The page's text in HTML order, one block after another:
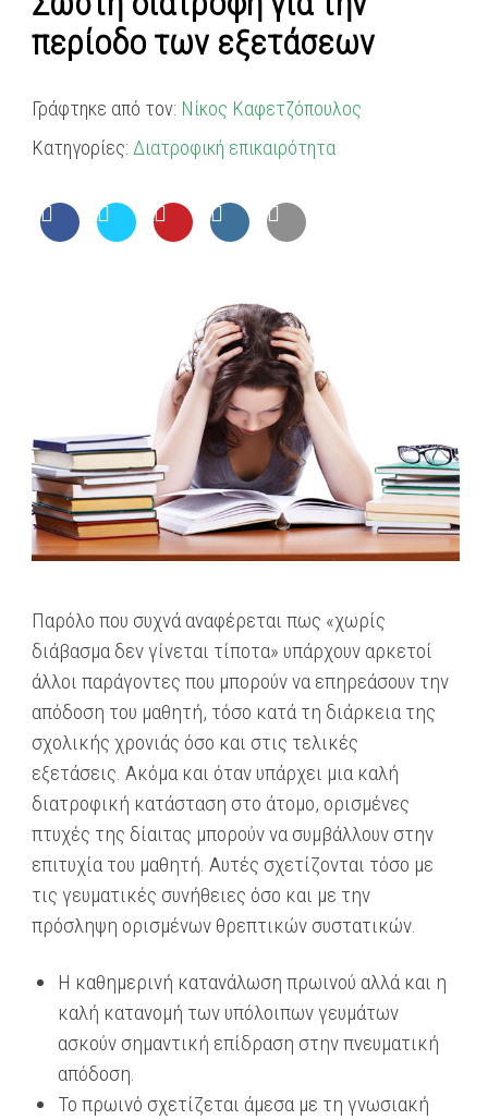
περίοδο των εξετάσεων
Γράφτηκε από τον: Νίκος Καφετζόπουλος
Κατηγορίες: Διατροφική επικαιρότητα
Παρόλο που συχνά αναφέρεται πως «χωρίς
διάβασμα δεν γίνεται τίποτα» υπάρχουν αρκετοί
άλλοι παράγοντες που μπορούν να επηρεάσουν την
απόδοση του μαθητή, τόσο κατά τη διάρκεια της
σχολικής χρονιάς όσο και στις τελικές
εξετάσεις. Ακόμα και όταν υπάρχει μια καλή
διατροφική κατάσταση στο άτομο, ορισμένες
πτυχές της δίαιτας μπορούν να συμβάλλουν στην
επιτυχία του μαθητή. Αυτές σχετίζονται τόσο με
τις γευματικές συνήθειες όσο και με την
πρόσληψη ορισμένων θρεπτικών συστατικών.
Η καθημερινή κατανάλωση πρωινού αλλά και η
καλή κατανομή των υπόλοιπων γευμάτων
ασκούν σημαντική επίδραση στην πνευματική
απόδοση.
Το πρωινό σχετίζεται άμεσα με τη γνωσιακή